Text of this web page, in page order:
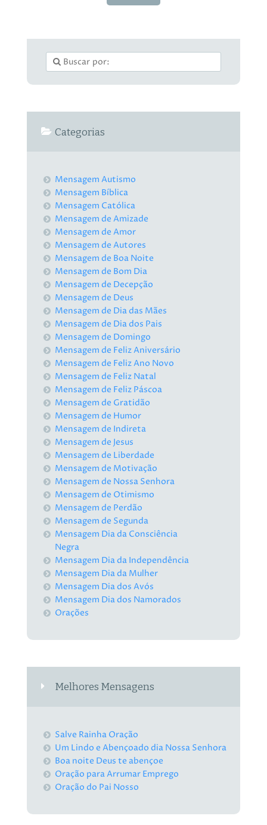
Categorias
Mensagem Autismo
Mensagem Bíblica
Mensagem Católica
Mensagem de Amizade
Mensagem de Amor
Mensagem de Autores
Mensagem de Boa Noite
Mensagem de Bom Dia
Mensagem de Decepção
Mensagem de Deus
Mensagem de Dia das Mães
Mensagem de Dia dos Pais
Mensagem de Domingo
Mensagem de Feliz Aniversário
Mensagem de Feliz Ano Novo
Mensagem de Feliz Natal
Mensagem de Feliz Páscoa
Mensagem de Gratidão
Mensagem de Humor
Mensagem de Indireta
Mensagem de Jesus
Mensagem de Liberdade
Mensagem de Motivação
Mensagem de Nossa Senhora
Mensagem de Otimismo
Mensagem de Perdão
Mensagem de Segunda
Mensagem Dia da Consciência
Negra
Mensagem Dia da Independência
Mensagem Dia da Mulher
Mensagem Dia dos Avós
Mensagem Dia dos Namorados
Orações
Melhores Mensagens
Salve Rainha Oração
Um Lindo e Abençoado dia Nossa Senhora
Boa noite Deus te abençoe
Oração para Arrumar Emprego
Oração do Pai Nosso